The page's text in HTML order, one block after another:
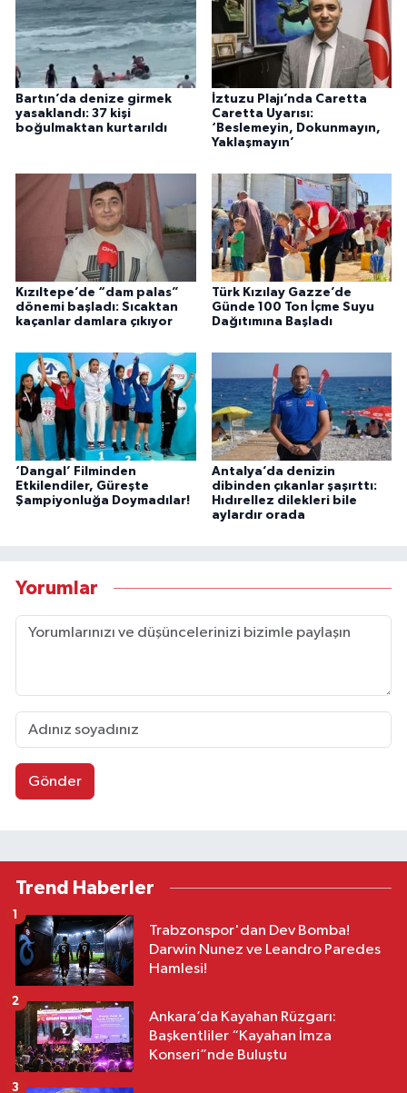
Bartın’da denize girmek
yasaklandı: 37 kişi
boğulmaktan kurtarıldı
İztuzu Plajı’nda Caretta
Caretta Uyarısı:
‘Beslemeyin, Dokunmayın,
Yaklaşmayın’
Kızıltepe’de “dam palas”
dönemi başladı: Sıcaktan
kaçanlar damlara çıkıyor
Türk Kızılay Gazze’de
Günde 100 Ton İçme Suyu
Dağıtımına Başladı
‘Dangal’ Filminden
Etkilendiler, Güreşte
Şampiyonluğa Doymadılar!
Antalya’da denizin
dibinden çıkanlar şaşırttı:
Hıdırellez dilekleri bile
aylardır orada
Yorumlar
Gönder
Trend Haberler
Trabzonspor'dan Dev Bomba!
Darwin Nunez ve Leandro Paredes
Hamlesi!
1
Ankara’da Kayahan Rüzgarı:
Başkentliler “Kayahan İmza
Konseri”nde Buluştu
2
3